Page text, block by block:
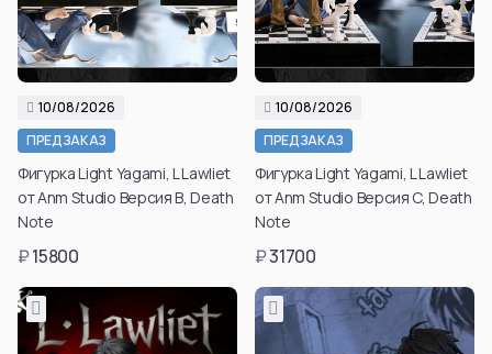
10/08/2026
ПРЕДЗАКАЗ
Фигурка Light Yagami, L Lawliet
от Anm Studio Версия B, Death
Note
₽15800
10/08/2026
ПРЕДЗАКАЗ
Фигурка Light Yagami, L Lawliet
от Anm Studio Версия C, Death
Note
₽31700